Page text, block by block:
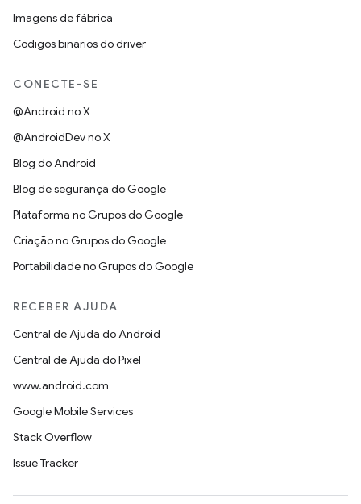
Imagens de fábrica
Códigos binários do driver
CONECTE-SE
@Android no X
@AndroidDev no X
Blog do Android
Blog de segurança do Google
Plataforma no Grupos do Google
Criação no Grupos do Google
Portabilidade no Grupos do Google
RECEBER AJUDA
Central de Ajuda do Android
Central de Ajuda do Pixel
www.android.com
Google Mobile Services
Stack Overflow
Issue Tracker